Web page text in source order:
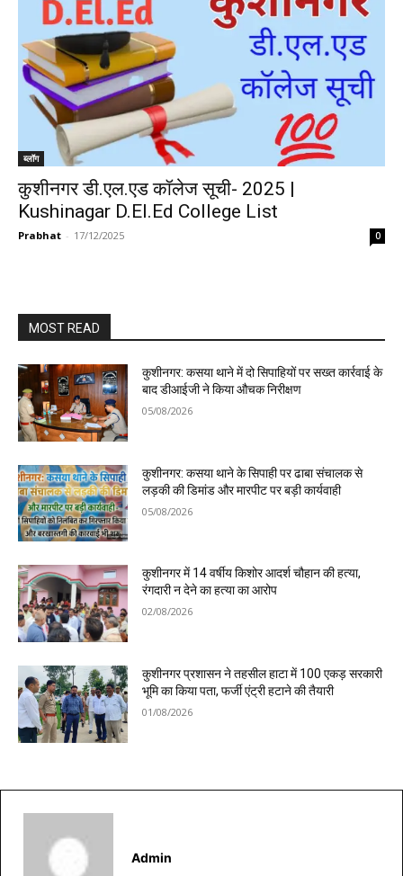
ब्लॉग
कुशीनगर डी.एल.एड कॉलेज सूची- 2025 |
Kushinagar D.El.Ed College List
Prabhat - 17/12/2025 0
MOST READ
कुशीनगर: कसया थाने में दो सिपाहियों पर सख्त कार्रवाई के
बाद डीआईजी ने किया औचक निरीक्षण
05/08/2026
कुशीनगर: कसया थाने के सिपाही पर ढाबा संचालक से
लड़की की डिमांड और मारपीट पर बड़ी कार्यवाही
05/08/2026
कुशीनगर में 14 वर्षीय किशोर आदर्श चौहान की हत्या,
रंगदारी न देने का हत्या का आरोप
02/08/2026
कुशीनगर प्रशासन ने तहसील हाटा में 100 एकड़ सरकारी
भूमि का किया पता, फर्जी एंट्री हटाने की तैयारी
01/08/2026
Admin